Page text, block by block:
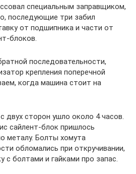
специальным заправщиком,
последующие три забил
от подшипника и части от
блоков.
последовательности,
крепления поперечной
когда машина стоит на
двух сторон ушло около 4 часов.
сайлент-блок пришлось
металу. Болты хомута
обломались при откручивании,
с болтами и гайками про запас.